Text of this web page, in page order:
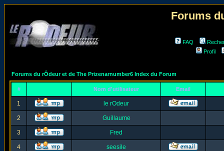
Forums
FAQ
Profil
Forums du rÔdeur et de The Prizenarnumber6 Index du Forum
# Nom d'utilisateur Email
1 le rOdeur
2 Guillaume
3 Fred
4 seesile